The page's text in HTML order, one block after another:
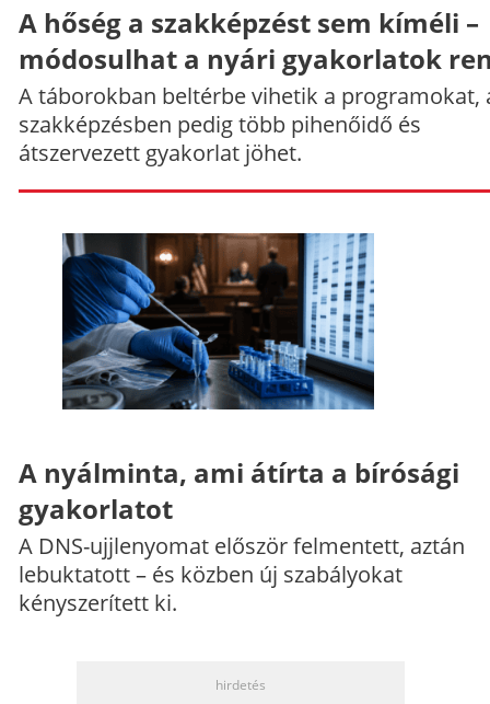
A hőség a szakképzést sem kíméli –
módosulhat a nyári gyakorlatok
A táborokban beltérbe vihetik a programokat,
szakképzésben pedig több pihenőidő és
átszervezett gyakorlat jöhet.
A nyálminta, ami átírta a bírósági
gyakorlatot
A DNS-ujjlenyomat először felmentett, aztán
lebuktatott – és közben új szabályokat
kényszerített ki.
hirdetés